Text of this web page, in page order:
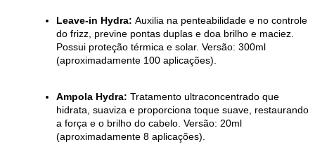
Leave-in Hydra: Auxilia na penteabilidade e no controle
do frizz, previne pontas duplas e doa brilho e maciez.
Possui proteção térmica e solar. Versão: 300ml
(aproximadamente 100 aplicações).
Ampola Hydra: Tratamento ultraconcentrado que
hidrata, suaviza e proporciona toque suave, restaurando
a força e o brilho do cabelo. Versão: 20ml
(aproximadamente 8 aplicações).